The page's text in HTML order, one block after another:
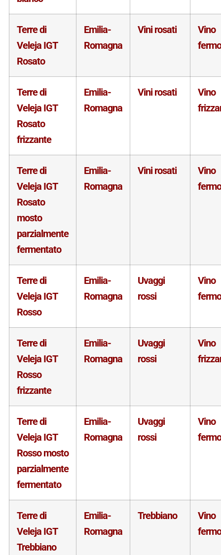
Terre di
Veleja IGT
Rosato
Emilia-
Romagna
Vini rosati
Vino
fermo
Terre di
Veleja IGT
Rosato
frizzante
Emilia-
Romagna
Vini rosati
Vino
Terre di
Veleja IGT
Rosato
mosto
parzialmente
fermentato
Emilia-
Romagna
Vini rosati
Vino
fermo
Terre di
Veleja IGT
Rosso
Emilia-
Romagna
Uvaggi
rossi
Vino
fermo
Terre di
Veleja IGT
Rosso
frizzante
Emilia-
Romagna
Uvaggi
rossi
Vino
Terre di
Veleja IGT
Rosso mosto
parzialmente
fermentato
Emilia-
Romagna
Uvaggi
rossi
Vino
fermo
Terre di
Veleja IGT
Trebbiano
Emilia-
Romagna
Trebbiano
Vino
fermo